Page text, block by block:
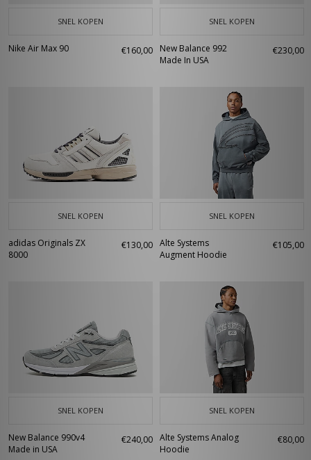
SNEL KOPEN
Nike Air Max 90 €160,00
SNEL KOPEN
New Balance 992
Made In USA
€230,00
SNEL KOPEN
adidas Originals ZX
8000
€130,00
SNEL KOPEN
Alte Systems
Augment Hoodie
€105,00
SNEL KOPEN
New Balance 990v4
Made in USA
€240,00
SNEL KOPEN
Alte Systems Analog
Hoodie
€80,00